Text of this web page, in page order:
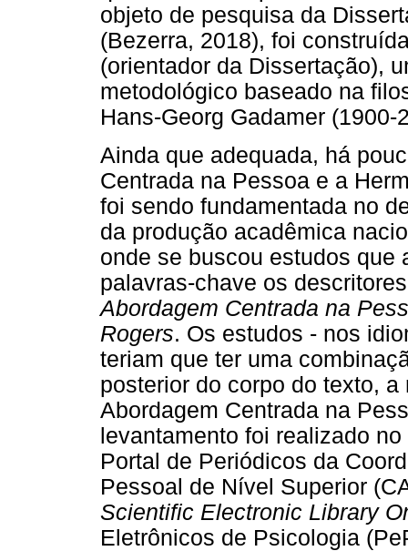
objeto de pesquisa da
(Bezerra, 2018), foi
(orientador da Dissertação),
metodológico baseado na
Hans-Georg Gadamer (1900-
Ainda que adequada, há
Centrada na Pessoa e a
foi sendo fundamentada no
da produção acadêmica
onde se buscou estudos que
palavras-chave os
Abordagem Centrada na
Rogers. Os estudos - nos
teriam que ter uma
posterior do corpo do texto,
Abordagem Centrada na
levantamento foi realizado
Portal de Periódicos da
Pessoal de Nível Superior
Scientific Electronic Library
Eletrônicos de Psicologia